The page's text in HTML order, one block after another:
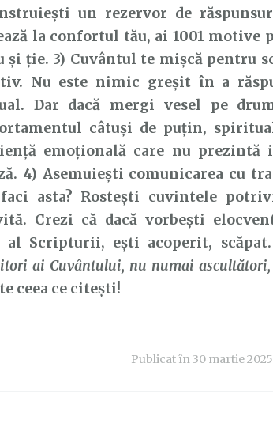
un rezervor de
la confortul tău, ai 1001 motive
și ție. 3) Cuvântul te mișcă pentru
Nu este nimic greșit în a
Dar dacă mergi vesel pe
câtuși de puțin,
emoțională care nu prezintă
4) Asemuiești comunicarea cu
asta? Rostești cuvintele
Crezi că dacă vorbești
al Scripturii, ești acoperit,
ai Cuvântului, nu numai
ceea ce citești!
Publicat în 30 martie 2025